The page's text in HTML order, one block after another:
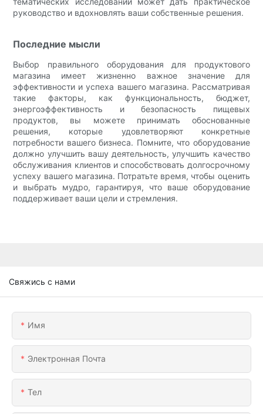
руководство и вдохновлять ваши собственные решения.
Последние мысли
Выбор правильного оборудования для продуктового
магазина имеет жизненно важное значение для
эффективности и успеха вашего магазина. Рассматривая
такие факторы, как функциональность, бюджет,
энергоэффективность и безопасность пищевых
продуктов, вы можете принимать обоснованные
решения, которые удовлетворяют конкретные
потребности вашего бизнеса. Помните, что оборудование
должно улучшить вашу деятельность, улучшить качество
обслуживания клиентов и способствовать долгосрочному
успеху вашего магазина. Потратьте время, чтобы оценить
и выбрать мудро, гарантируя, что ваше оборудование
поддерживает ваши цели и стремления.
Свяжись с нами
Имя
Электронная Почта
Тел